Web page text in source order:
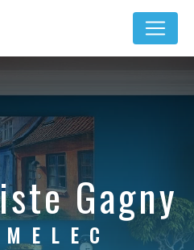
Gagny